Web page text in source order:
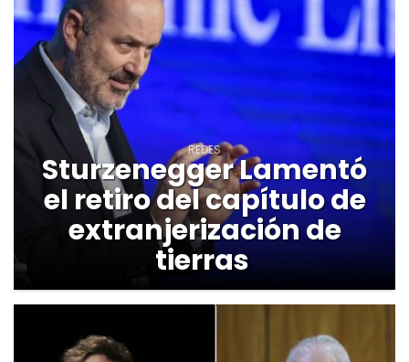
REDES
Sturzenegger Lamentó
el retiro del capítulo de
extranjerización de
tierras